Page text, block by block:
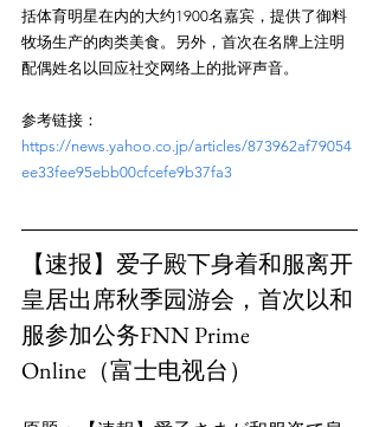
括体育明星在内的大约1900名嘉宾，提供了御料
牧场生产的肉类美食。另外，首次在名牌上注明
参考链接：
https://news.yahoo.co.jp/articles/873962af79054
ee33fee95ebb00cfcefe9b37fa3
【速报】爱子殿下身着和服离开
皇居出席秋季园游会，首次以和
服参加公务FNN Prime
Online（富士电视台）